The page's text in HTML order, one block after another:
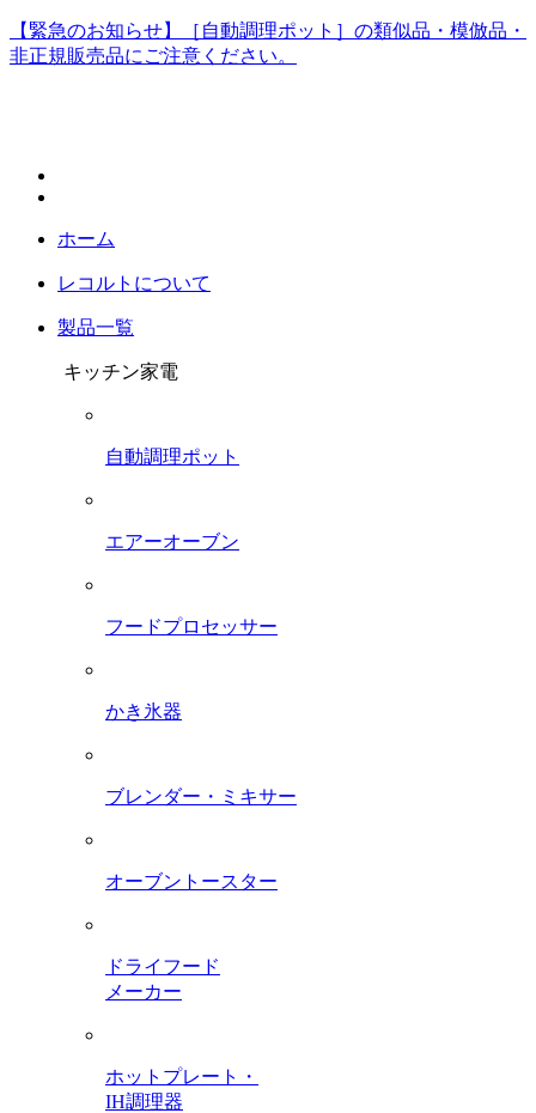
【緊急のお知らせ】［自動調理ポット］の類似品・模倣品・
非正規販売品にご注意ください。
ホーム
レコルトについて
製品一覧
キッチン家電
自動調理ポット
エアーオーブン
フードプロセッサー
かき氷器
ブレンダー・ミキサー
オーブントースター
ドライフード
メーカー
ホットプレート・
IH調理器